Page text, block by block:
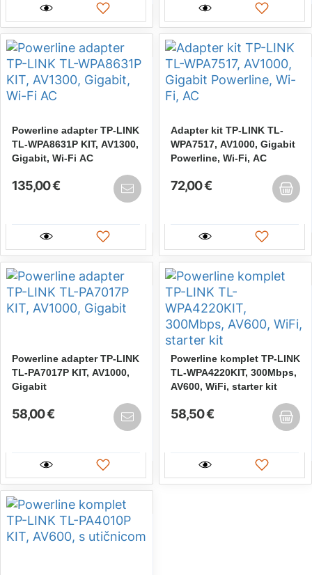
Powerline adapter TP-LINK
TL-WPA8631P KIT, AV1300,
Gigabit, Wi-Fi AC
135,00 €
Adapter kit TP-LINK TL-
WPA7517, AV1000, Gigabit
Powerline, Wi-Fi, AC
72,00 €
Powerline adapter TP-LINK
TL-PA7017P KIT, AV1000,
Gigabit
58,00 €
Powerline komplet TP-LINK
TL-WPA4220KIT, 300Mbps,
AV600, WiFi, starter kit
58,50 €